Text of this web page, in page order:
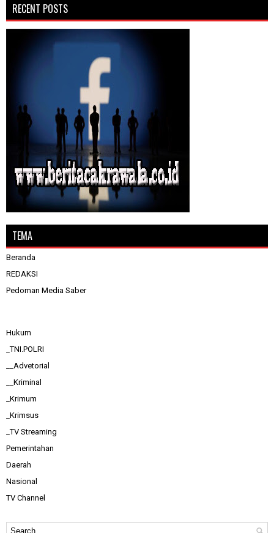
RECENT POSTS
TEMA
Beranda
REDAKSI
Pedoman Media Saber
Hukum
_TNI.POLRI
__Advetorial
__Kriminal
_Krimum
_Krimsus
_TV Streaming
Pemerintahan
Daerah
Nasional
TV Channel